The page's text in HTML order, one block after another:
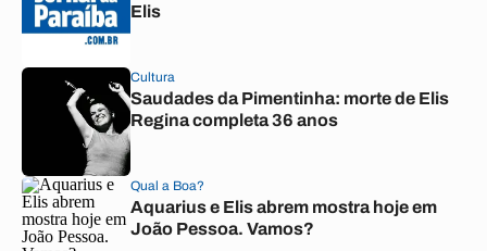
Elis
Cultura
Saudades da Pimentinha: morte de Elis
Regina completa 36 anos
Qual a Boa?
Aquarius e Elis abrem mostra hoje em
João Pessoa. Vamos?